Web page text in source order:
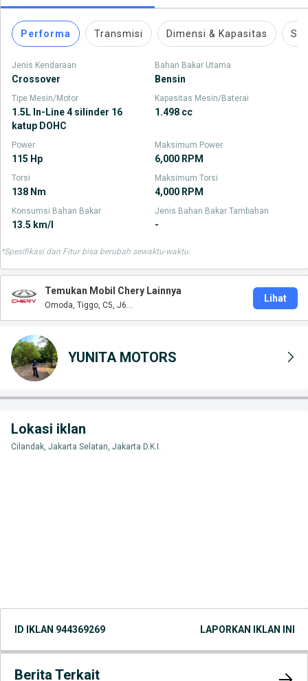
Performa Transmisi Dimensi & Kapasitas
Jenis Kendaraan
Crossover
Bahan Bakar Utama
Bensin
Tipe Mesin/Motor
1.5L In-Line 4 silinder 16
katup DOHC
Kapasitas Mesin/Baterai
1.498 cc
Power
115 Hp
Maksimum Power
6,000 RPM
Torsi
138 Nm
Maksimum Torsi
4,000 RPM
Konsumsi Bahan Bakar
13.5 km/l
Jenis Bahan Bakar Tambahan
-
*Spesifikasi dan Fitur bisa berubah sewaktu-waktu.
Temukan Mobil Chery Lainnya
Omoda, Tiggo, C5, J6...
Lihat
YUNITA MOTORS
Lokasi iklan
Cilandak, Jakarta Selatan, Jakarta D.K.I.
ID IKLAN 944369269 LAPORKAN IKLAN INI
Berita Terkait